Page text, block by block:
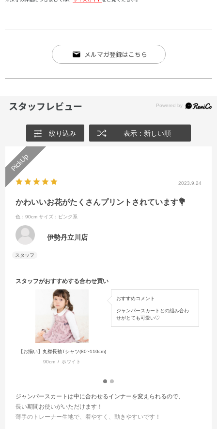
メルマガ登録はこちら
スタッフレビュー
絞り込み 表示：新しい順
2023.9.24
かわいいお花がたくさんプリントされています💐
色：90cm サイズ：ピンク系
伊勢丹立川店
スタッフがおすすめする合わせ買い
【お揃い】丸襟長袖Tシャツ(80~110cm)
90cm
ホワイト
おすすめコメント
ジャンパースカートとの組み合わ
せがとても可愛い♡
ジャンパースカートは中に合わせるインナーを変えられるので、
長い期間お使いがいただけます！
薄手のトレーナー生地で、着やすく、動きやすいです！